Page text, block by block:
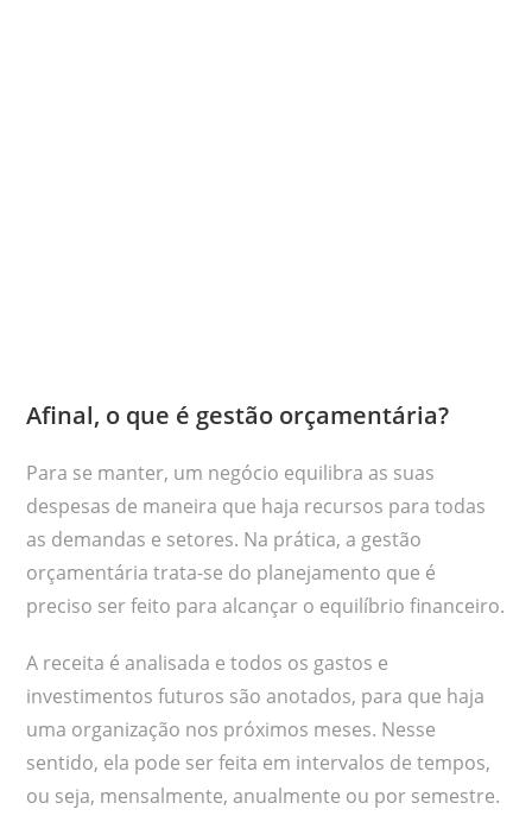
Afinal, o que é gestão orçamentária?
Para se manter, um negócio equilibra as suas
despesas de maneira que haja recursos para todas
as demandas e setores. Na prática, a gestão
orçamentária trata-se do planejamento que é
preciso ser feito para alcançar o equilíbrio financeiro.
A receita é analisada e todos os gastos e
investimentos futuros são anotados, para que haja
uma organização nos próximos meses. Nesse
sentido, ela pode ser feita em intervalos de tempos,
ou seja, mensalmente, anualmente ou por semestre.